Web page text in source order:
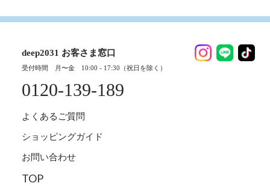
deep2031 お客さま窓口
受付時間 月〜金 10:00 - 17:30（祝日を除く）
0120-139-189
よくあるご質問
ショッピングガイド
お問い合わせ
TOP